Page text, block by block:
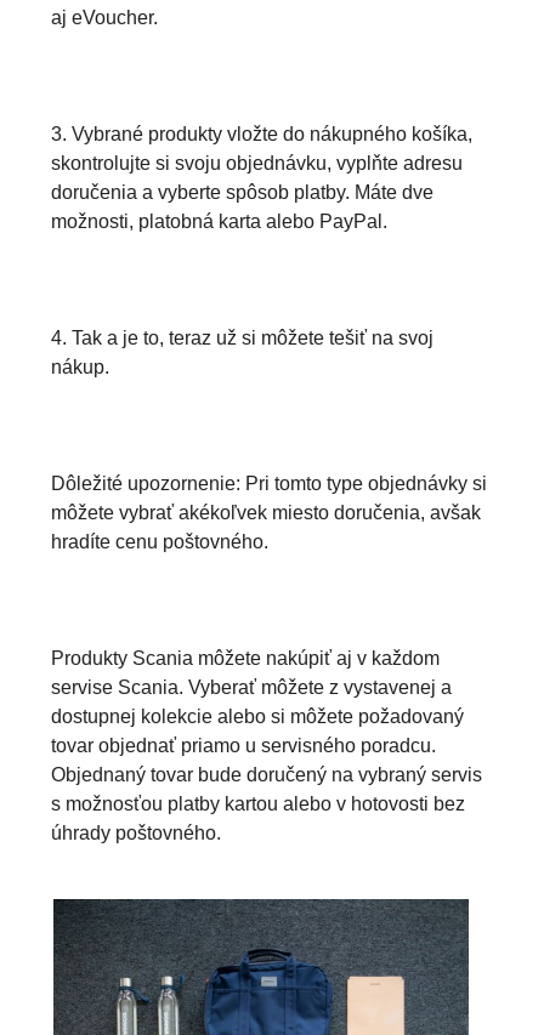
aj eVoucher.
3. Vybrané produkty vložte do nákupného košíka,
skontrolujte si svoju objednávku, vyplňte adresu
doručenia a vyberte spôsob platby. Máte dve
možnosti, platobná karta alebo PayPal.
4. Tak a je to, teraz už si môžete tešiť na svoj
nákup.
Dôležité upozornenie: Pri tomto type objednávky si
môžete vybrať akékoľvek miesto doručenia, avšak
hradíte cenu poštovného.
Produkty Scania môžete nakúpiť aj v každom
servise Scania. Vyberať môžete z vystavenej a
dostupnej kolekcie alebo si môžete požadovaný
tovar objednať priamo u servisného poradcu.
Objednaný tovar bude doručený na vybraný servis
s možnosťou platby kartou alebo v hotovosti bez
úhrady poštovného.